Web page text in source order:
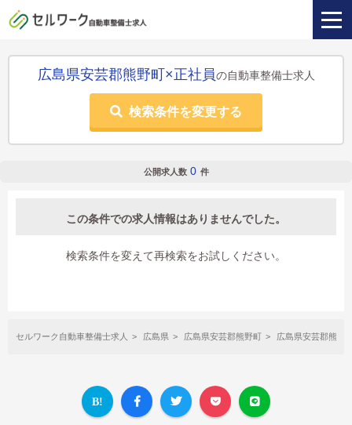
広島県安芸郡熊野町×正社員の自動車整備士求人
検索条件を変更する
公開求人数 0 件
この条件での求人情報はありませんでした。
検索条件を変えて再検索をお試しください。
セルワーク自動車整備士求人 広島県 広島県安芸郡熊野町 広島県安芸郡熊野